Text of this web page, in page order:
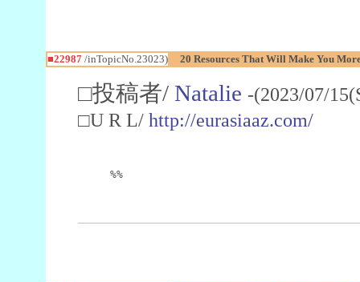
■22987/inTopicNo.23023) 20 Resources That Will Make You
□投稿者/ Natalie -(2023/07/
□U R L/ http://eurasiaaz.com/
%%